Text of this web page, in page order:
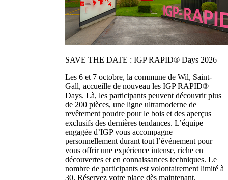
SAVE THE DATE : IGP RAPID® Days 2026
Les 6 et 7 octobre, la commune de Wil, Saint-
Gall, accueille de nouveau les IGP RAPID®
Days. Là, les participants peuvent découvrir plus
de 200 pièces, une ligne ultramoderne de
revêtement poudre pour le bois et des aperçus
exclusifs des dernières tendances. L’équipe
engagée d’IGP vous accompagne
personnellement durant tout l’événement pour
vous offrir une expérience intense, riche en
découvertes et en connaissances techniques. Le
nombre de participants est volontairement limité à
30. Réservez votre place dès maintenant.